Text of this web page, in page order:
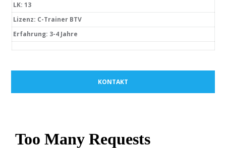
LK: 13
Lizenz: C-Trainer BTV
Erfahrung: 3-4 Jahre
KONTAKT